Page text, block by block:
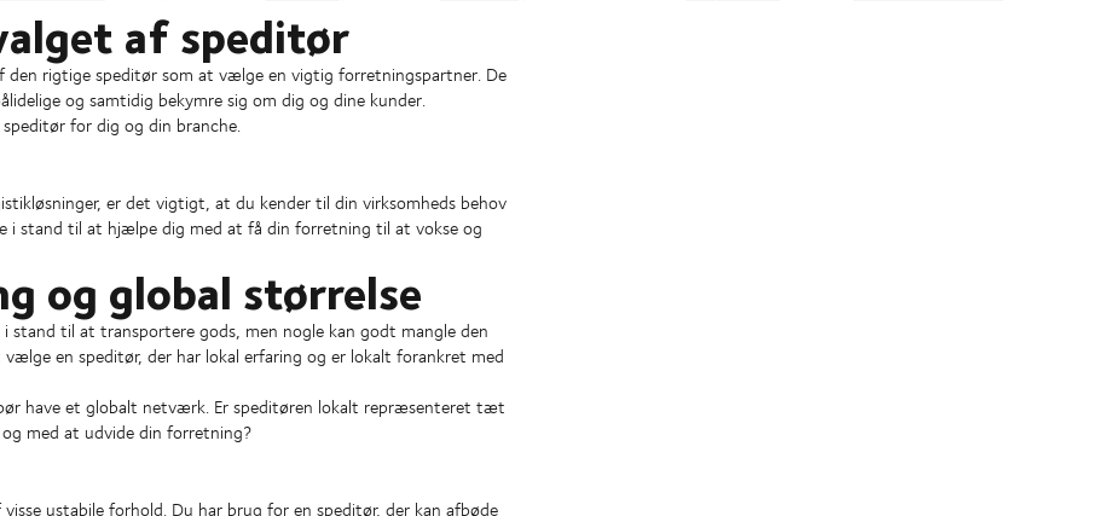
af speditør
rigtige speditør som at vælge en vigtig forretningspartner. De
og samtidig bekymre sig om dig og dine kunder.
for dig og din branche.
er det vigtigt, at du kender til din virksomheds behov
i stand til at hjælpe dig med at få din forretning til at vokse og
og global størrelse
til at transportere gods, men nogle kan godt mangle den
en speditør, der har lokal erfaring og er lokalt forankret med
have et globalt netværk. Er speditøren lokalt repræsenteret tæt
med at udvide din forretning?
ustabile forhold. Du har brug for en speditør, der kan afbøde